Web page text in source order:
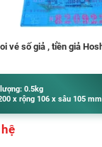
tiền NH-81
9.5kg
x rộng 300 x sâu 320 mm